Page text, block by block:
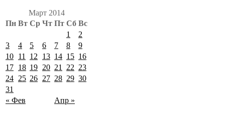
Март 2014
Пн Вт Ср Чт Пт Сб Вс
« Фев Апр »
1
2
3
4 5 6 7 8
9
10 11 12 13 14 15 16
17 18 19 20 21 22 23
24 25 26 27 28 29 30
31